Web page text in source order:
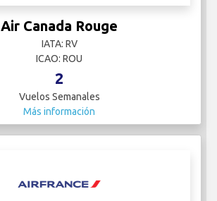
Air Canada Rouge
IATA: RV
ICAO: ROU
2
Vuelos Semanales
Más información